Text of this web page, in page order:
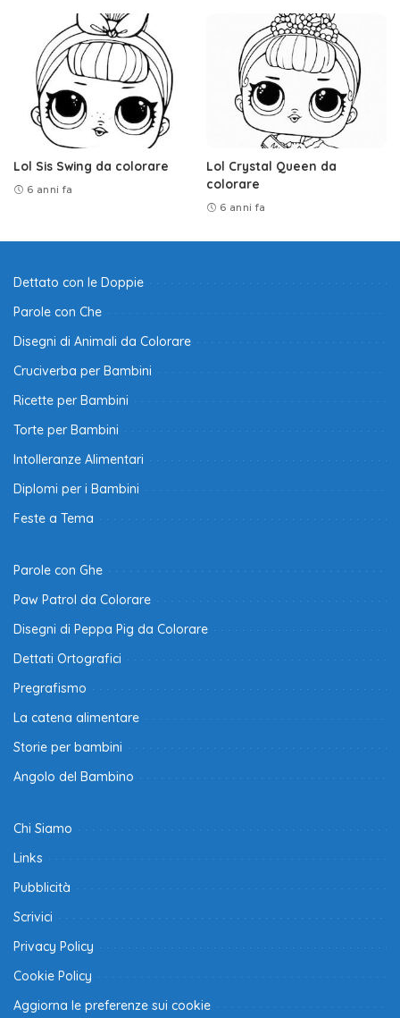
Lol Sis Swing da colorare
6 anni fa
Lol Crystal Queen da
colorare
6 anni fa
Dettato con le Doppie
Parole con Che
Disegni di Animali da Colorare
Cruciverba per Bambini
Ricette per Bambini
Torte per Bambini
Intolleranze Alimentari
Diplomi per i Bambini
Feste a Tema
Parole con Ghe
Paw Patrol da Colorare
Disegni di Peppa Pig da Colorare
Dettati Ortografici
Pregrafismo
La catena alimentare
Storie per bambini
Angolo del Bambino
Chi Siamo
Links
Pubblicità
Scrivici
Privacy Policy
Cookie Policy
Aggiorna le preferenze sui cookie